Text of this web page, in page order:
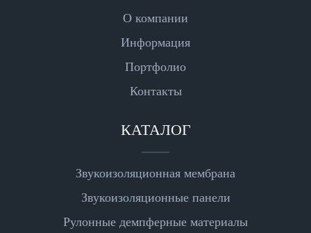
О компании
Информация
Портфолио
Контакты
КАТАЛОГ
Звукоизоляционная мембрана
Звукоизоляционные панели
Рулонные демпферные материалы